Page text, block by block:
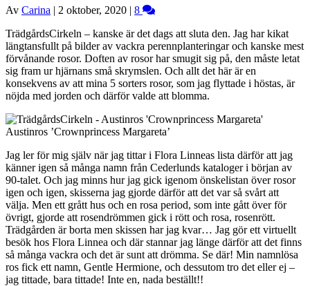
Av Carina | 2 oktober, 2020 | 8
TrädgårdsCirkeln – kanske är det dags att sluta den. Jag har kikat
längtansfullt på bilder av vackra perennplanteringar och kanske mest
förvånande rosor. Doften av rosor har smugit sig på, den måste letat
sig fram ur hjärnans små skrymslen. Och allt det här är en
konsekvens av att mina 5 sorters rosor, som jag flyttade i höstas, är
nöjda med jorden och därför valde att blomma.
Austinros ’Crownprincess Margareta’
Jag ler för mig själv när jag tittar i Flora Linneas lista därför att jag
känner igen så många namn från Cederlunds kataloger i början av
90-talet. Och jag minns hur jag gick igenom önskelistan över rosor
igen och igen, skisserna jag gjorde därför att det var så svårt att
välja. Men ett grått hus och en rosa period, som inte gått över för
övrigt, gjorde att rosendrömmen gick i rött och rosa, rosenrött.
Trädgården är borta men skissen har jag kvar… Jag gör ett virtuellt
besök hos Flora Linnea och där stannar jag länge därför att det finns
så många vackra och det är sunt att drömma. Se där! Min namnlösa
ros fick ett namn, Gentle Hermione, och dessutom tro det eller ej –
jag tittade, bara tittade! Inte en, nada beställt!!